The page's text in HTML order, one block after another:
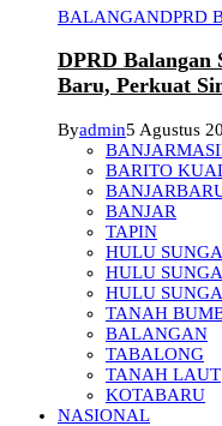
BALANGANDPRD
DPRD Balangan
Baru, Perkuat
Byadmin5 Agustus
BARITO
BANJAR
TAPIN
HULU
HULU
HULU
TANAH
BALANGAN
TABALONG
TANAH LAUT
KOTABARU
NASIONAL